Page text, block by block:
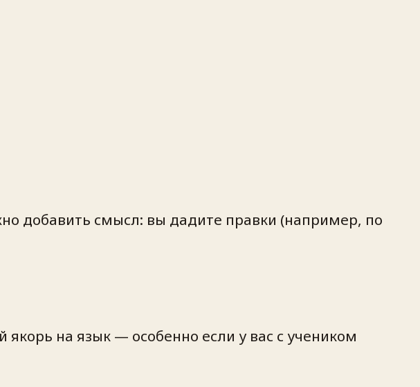
добавить смысл: вы дадите правки (например, по
якорь на язык — особенно если у вас с учеником